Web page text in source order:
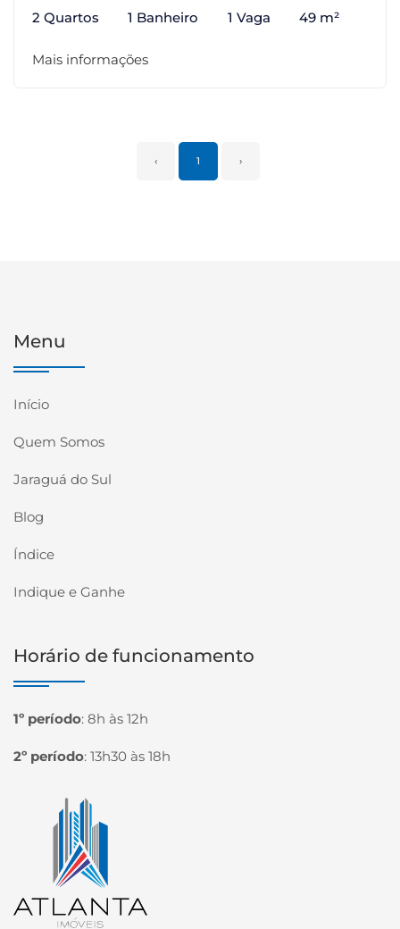
2 Quartos 1 Banheiro 1 Vaga 49 m²
Mais informações
‹ 1 ›
Menu
Início
Quem Somos
Jaraguá do Sul
Blog
Índice
Indique e Ganhe
Horário de funcionamento
1º período: 8h às 12h
2º período: 13h30 às 18h
Página inicial